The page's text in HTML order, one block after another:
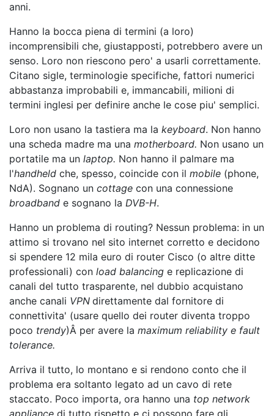
anni.
Hanno la bocca piena di termini (a loro)
incomprensibili che, giustapposti, potrebbero avere un
senso. Loro non riescono pero' a usarli correttamente.
Citano sigle, terminologie specifiche, fattori numerici
abbastanza improbabili e, immancabili, milioni di
termini inglesi per definire anche le cose piu' semplici.
Loro non usano la tastiera ma la keyboard. Non hanno
una scheda madre ma una motherboard. Non usano un
portatile ma un laptop. Non hanno il palmare ma
l'handheld che, spesso, coincide con il mobile (phone,
NdA). Sognano un cottage con una connessione
broadband e sognano la DVB-H.
Hanno un problema di routing? Nessun problema: in un
attimo si trovano nel sito internet corretto e decidono
si spendere 12 mila euro di router Cisco (o altre ditte
professionali) con load balancing e replicazione di
canali del tutto trasparente, nel dubbio acquistano
anche canali VPN direttamente dal fornitore di
connettivita' (usare quello dei router diventa troppo
poco trendy )Â per avere la maximum reliability e fault
tolerance.
Arriva il tutto, lo montano e si rendono conto che il
problema era soltanto legato ad un cavo di rete
staccato. Poco importa, ora hanno una top network
appliance di tutto rispetto e ci possono fare gli